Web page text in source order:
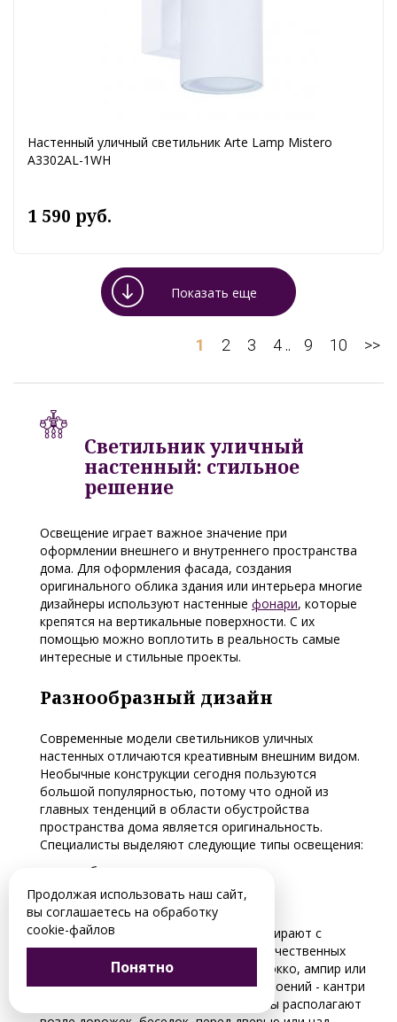
Настенный уличный светильник Arte Lamp Mistero
A3302AL-1WH
1 590 руб.
Показать еще
1 2 3 4 .. 9 10 >>
Светильник уличный
настенный: стильное
решение
Освещение играет важное значение при
оформлении внешнего и внутреннего пространства
дома. Для оформления фасада, создания
оригинального облика здания или интерьера многие
дизайнеры используют настенные фонари, которые
крепятся на вертикальные поверхности. С их
помощью можно воплотить в реальность самые
интересные и стильные проекты.
Разнообразный дизайн
Современные модели светильников уличных
настенных отличаются креативным внешним видом.
Необычные конструкции сегодня пользуются
большой популярностью, потому что одной из
главных тенденций в области обустройства
пространства дома является оригинальность.
Специалисты выделяют следующие типы освещения:
рабочее;
мягкое;
для конкретных элементов.
Светильники уличные настенные подбирают с
учетом облика всего здания. Для величественных
домов подойдет вариант в стиле барокко, ампир или
классика, а для уютных небольших строений - кантри
или прованс. Осветительные элементы располагают
Продолжая использовать наш сайт,
вы соглашаетесь на обработку
cookie-файлов
Понятно